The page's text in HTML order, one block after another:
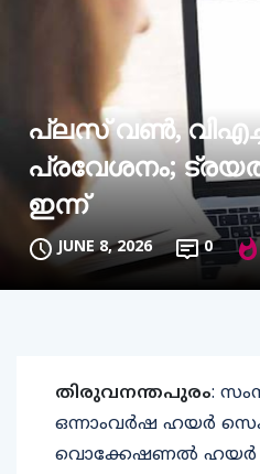
പ്ലസ് വൺ,
പ്രവേശനം;
ഇന്ന്
JUNE 8, 2026 0
തിരുവനന്തപുരം:
ഒന്നാംവർഷ ഹയർ
വൊക്കേഷണൽ ഹയർ